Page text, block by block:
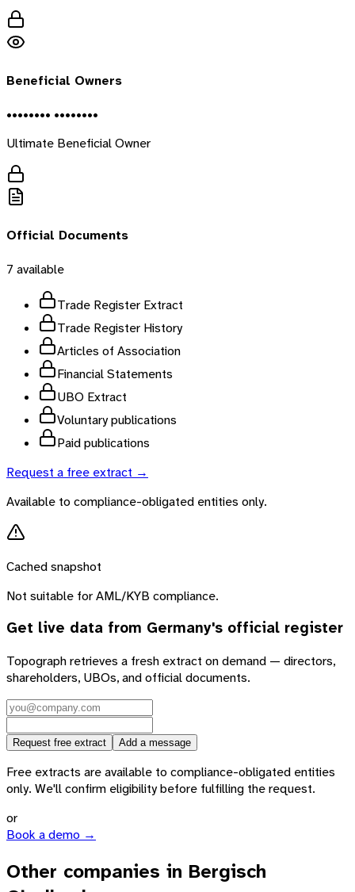
Beneficial Owners
•••••••• ••••••••
Ultimate Beneficial Owner
Official Documents
7 available
Trade Register Extract
Trade Register History
Articles of Association
Financial Statements
UBO Extract
Voluntary publications
Paid publications
Request a free extract →
Available to compliance-obligated entities only.
Cached snapshot
Not suitable for AML/KYB compliance.
Get live data from Germany's official register
Topograph retrieves a fresh extract on demand — directors,
shareholders, UBOs, and official documents.
Request free extract Add a message
Free extracts are available to compliance-obligated entities
only. We'll confirm eligibility before fulfilling the request.
or
Book a demo →
Other companies in Bergisch